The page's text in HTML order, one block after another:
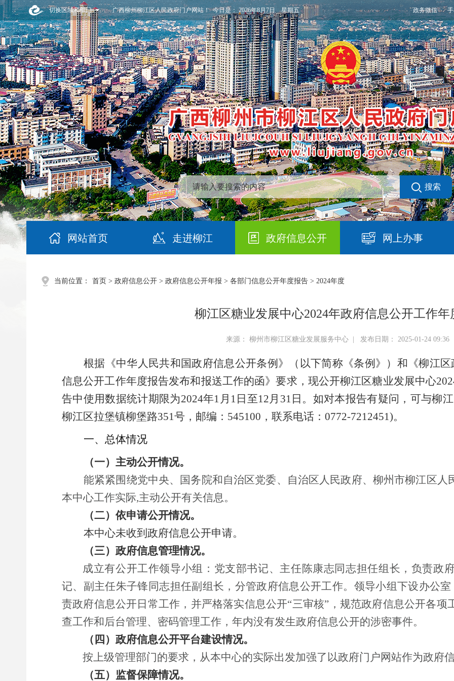
切换区域和部门 政务微信
广西柳州柳江区人民政府门户网站！ 今日是：2026年8月7日 星期五
搜索
网站首页 走进柳江 政府信息公开 网上办事
当前位置： 首页 > 政府信息公开 > 政府信息公开年报 > 各部门信息公开年度报告 > 2024年度
柳江区糖业发展中心2024年政府信息公开工作年
来源： 柳州市柳江区糖业发展服务中心 | 发布日期： 2025-01-24
根据《中华人民共和国政府信息公开条例》（以下简称《条例》）和《柳江
信息公开工作年度报告发布和报送工作的函》要求，现公开柳江区糖业发展中心
告中使用数据统计期限为2024年1月1日至12月31日。如对本报告有疑问，可与柳
柳江区拉堡镇柳堡路351号，邮编：545100， 联系电话： 0772-7212451)。
一、总体情况
（一） 主动公开情况。
能紧紧围绕党中央、国务院和自治区党委、自治区人民政府、 柳州市柳江区人
本中心工作实际,主动公开有关信息。
（二） 依申请公开情况。
本中心未收到政府信息公开申请。
（三） 政府信息管理情况。
成立有公开工作领导小组：党支部书记、主任陈康志同志担任组长，负责政
记、副主任朱子锋 同志担任副组长，分管政府信息公开工作。领导小组下设办公室
责政府信息公开日常工作，并严格落实信息公开“三审核”，规范政府信息公开各
查工作和后台管理、密码管理工作，年内没有发生政府信息公开的涉密事件。
（四） 政府信息公开平台建设情况。
按上级管理部门的要求，从本中心的实际出发加强了以政府门户网站作为政府
（五） 监督保障情况。